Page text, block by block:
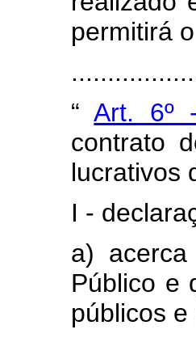
permitirá
“Art. 6º
contrato
lucrativos
I -
a)
Público e
públicos